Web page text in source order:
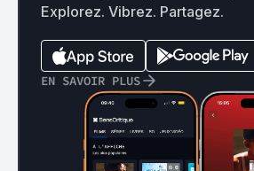
Explorez. Vibrez. Partagez.
EN SAVOIR PLUS